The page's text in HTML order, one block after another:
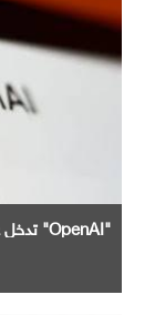
"OpenAI" تدخل علي خط الصراع مع أمازون